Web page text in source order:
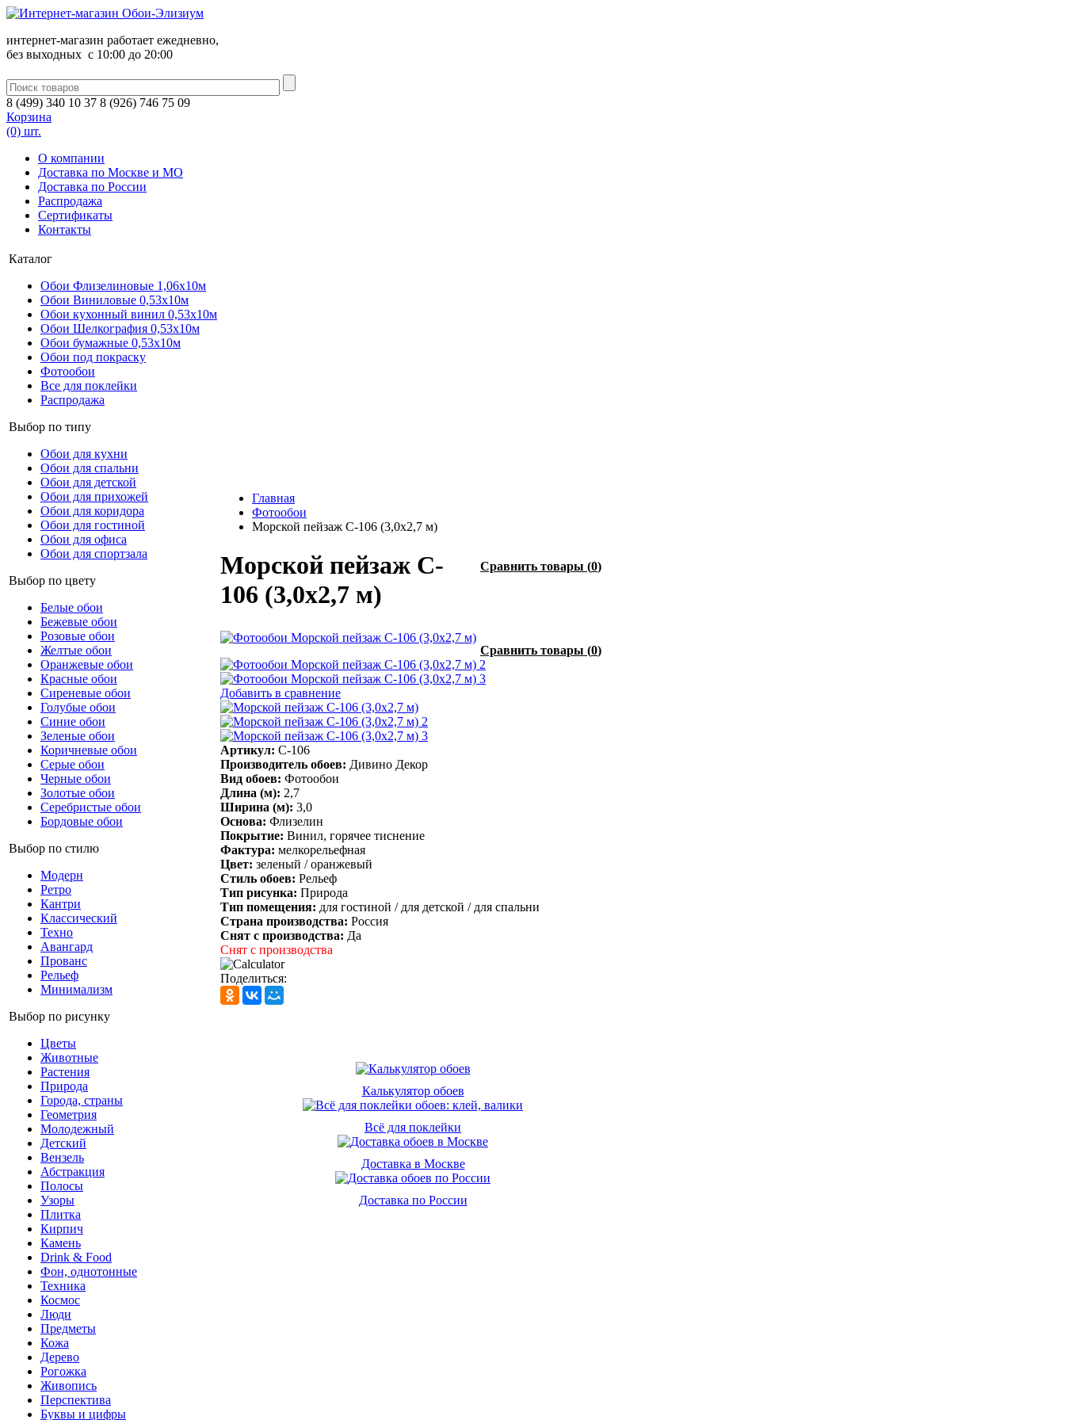
интернет-магазин работает ежедневно,
без выходных c 10:00 до 20:00
8 (499) 340 10 37 8 (926) 746 75 09
Корзина
(0) шт.
О компании
Доставка по Москве и МО
Доставка по России
Распродажа
Сертификаты
Контакты
Каталог
Обои Флизелиновые 1,06х10м
Обои Виниловые 0,53х10м
Обои кухонный винил 0,53х10м
Обои Шелкография 0,53x10м
Обои бумажные 0,53х10м
Обои под покраску
Фотообои
Все для поклейки
Распродажа
Выбор по типу
Обои для кухни
Обои для спальни
Обои для детской
Обои для прихожей
Обои для коридора
Обои для гостиной
Обои для офиса
Обои для спортзала
Выбор по цвету
Белые обои
Бежевые обои
Розовые обои
Желтые обои
Оранжевые обои
Красные обои
Сиреневые обои
Голубые обои
Синие обои
Зеленые обои
Коричневые обои
Серые обои
Черные обои
Золотые обои
Серебристые обои
Бордовые обои
Выбор по стилю
Модерн
Ретро
Кантри
Классический
Техно
Авангард
Прованс
Рельеф
Минимализм
Выбор по рисунку
Цветы
Животные
Растения
Природа
Города, страны
Геометрия
Молодежный
Детский
Вензель
Абстракция
Полосы
Узоры
Плитка
Кирпич
Камень
Drink & Food
Фон, однотонные
Техника
Космос
Люди
Предметы
Кожа
Дерево
Рогожка
Живопись
Перспектива
Буквы и цифры
Главная
Фотообои
Морской пейзаж C-106 (3,0х2,7 м)
Сравнить товары (0)
Морской пейзаж C-
106 (3,0х2,7 м)
Сравнить товары (0)
Добавить в сравнение
Артикул: C-106
Производитель обоев: Дивино Декор
Вид обоев: Фотообои
Длина (м): 2,7
Ширина (м): 3,0
Основа: Флизелин
Покрытие: Винил, горячее тиснение
Фактура: мелкорельефная
Цвет: зеленый / оранжевый
Стиль обоев: Рельеф
Тип рисунка: Природа
Тип помещения: для гостиной / для детской / для спальни
Страна производства: Россия
Снят с производства: Да
Снят с производства
Поделиться:
Калькулятор обоев
Всё для поклейки
Доставка в Москве
Доставка по России